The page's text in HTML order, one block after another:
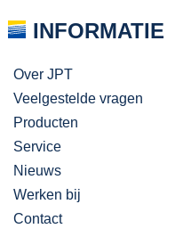
INFORMATIE
Over JPT
Veelgestelde vragen
Producten
Service
Nieuws
Werken bij
Contact